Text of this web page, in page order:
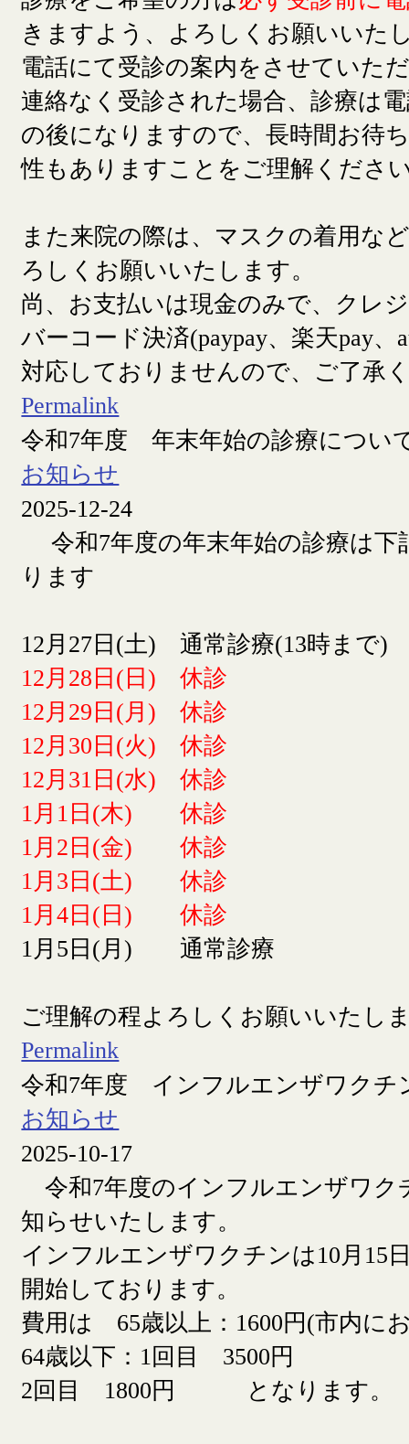
きますよう、よろしくお願いいた
電話にて受診の案内をさせていた
連絡なく受診された場合、診療は
の後になりますので、長時間お待
性もありますことをご理解くださ
また来院の際は、マスクの着用な
ろしくお願いいたします。
尚、お支払いは現金のみで、クレ
バーコード決済(paypay、楽天pay、
対応しておりませんので、ご了承
Permalink
令和7年度 年末年始の診療につい
お知らせ
2025-12-24
令和7年度の年末年始の診療は下
ります
12月27日(土) 通常診療(13時まで)
12月28日(日) 休診
12月29日(月) 休診
12月30日(火) 休診
12月31日(水) 休診
1月1日(木) 休診
1月2日(金) 休診
1月3日(土) 休診
1月4日(日) 休診
1月5日(月) 通常診療
ご理解の程よろしくお願いいたし
Permalink
令和7年度 インフルエンザワクチ
お知らせ
2025-10-17
令和7年度のインフルエンザワク
知らせいたします。
インフルエンザワクチンは10月15
開始しております。
費用は 65歳以上：1600円(市内に
64歳以下：1回目 3500円
2回目 1800円 となります。